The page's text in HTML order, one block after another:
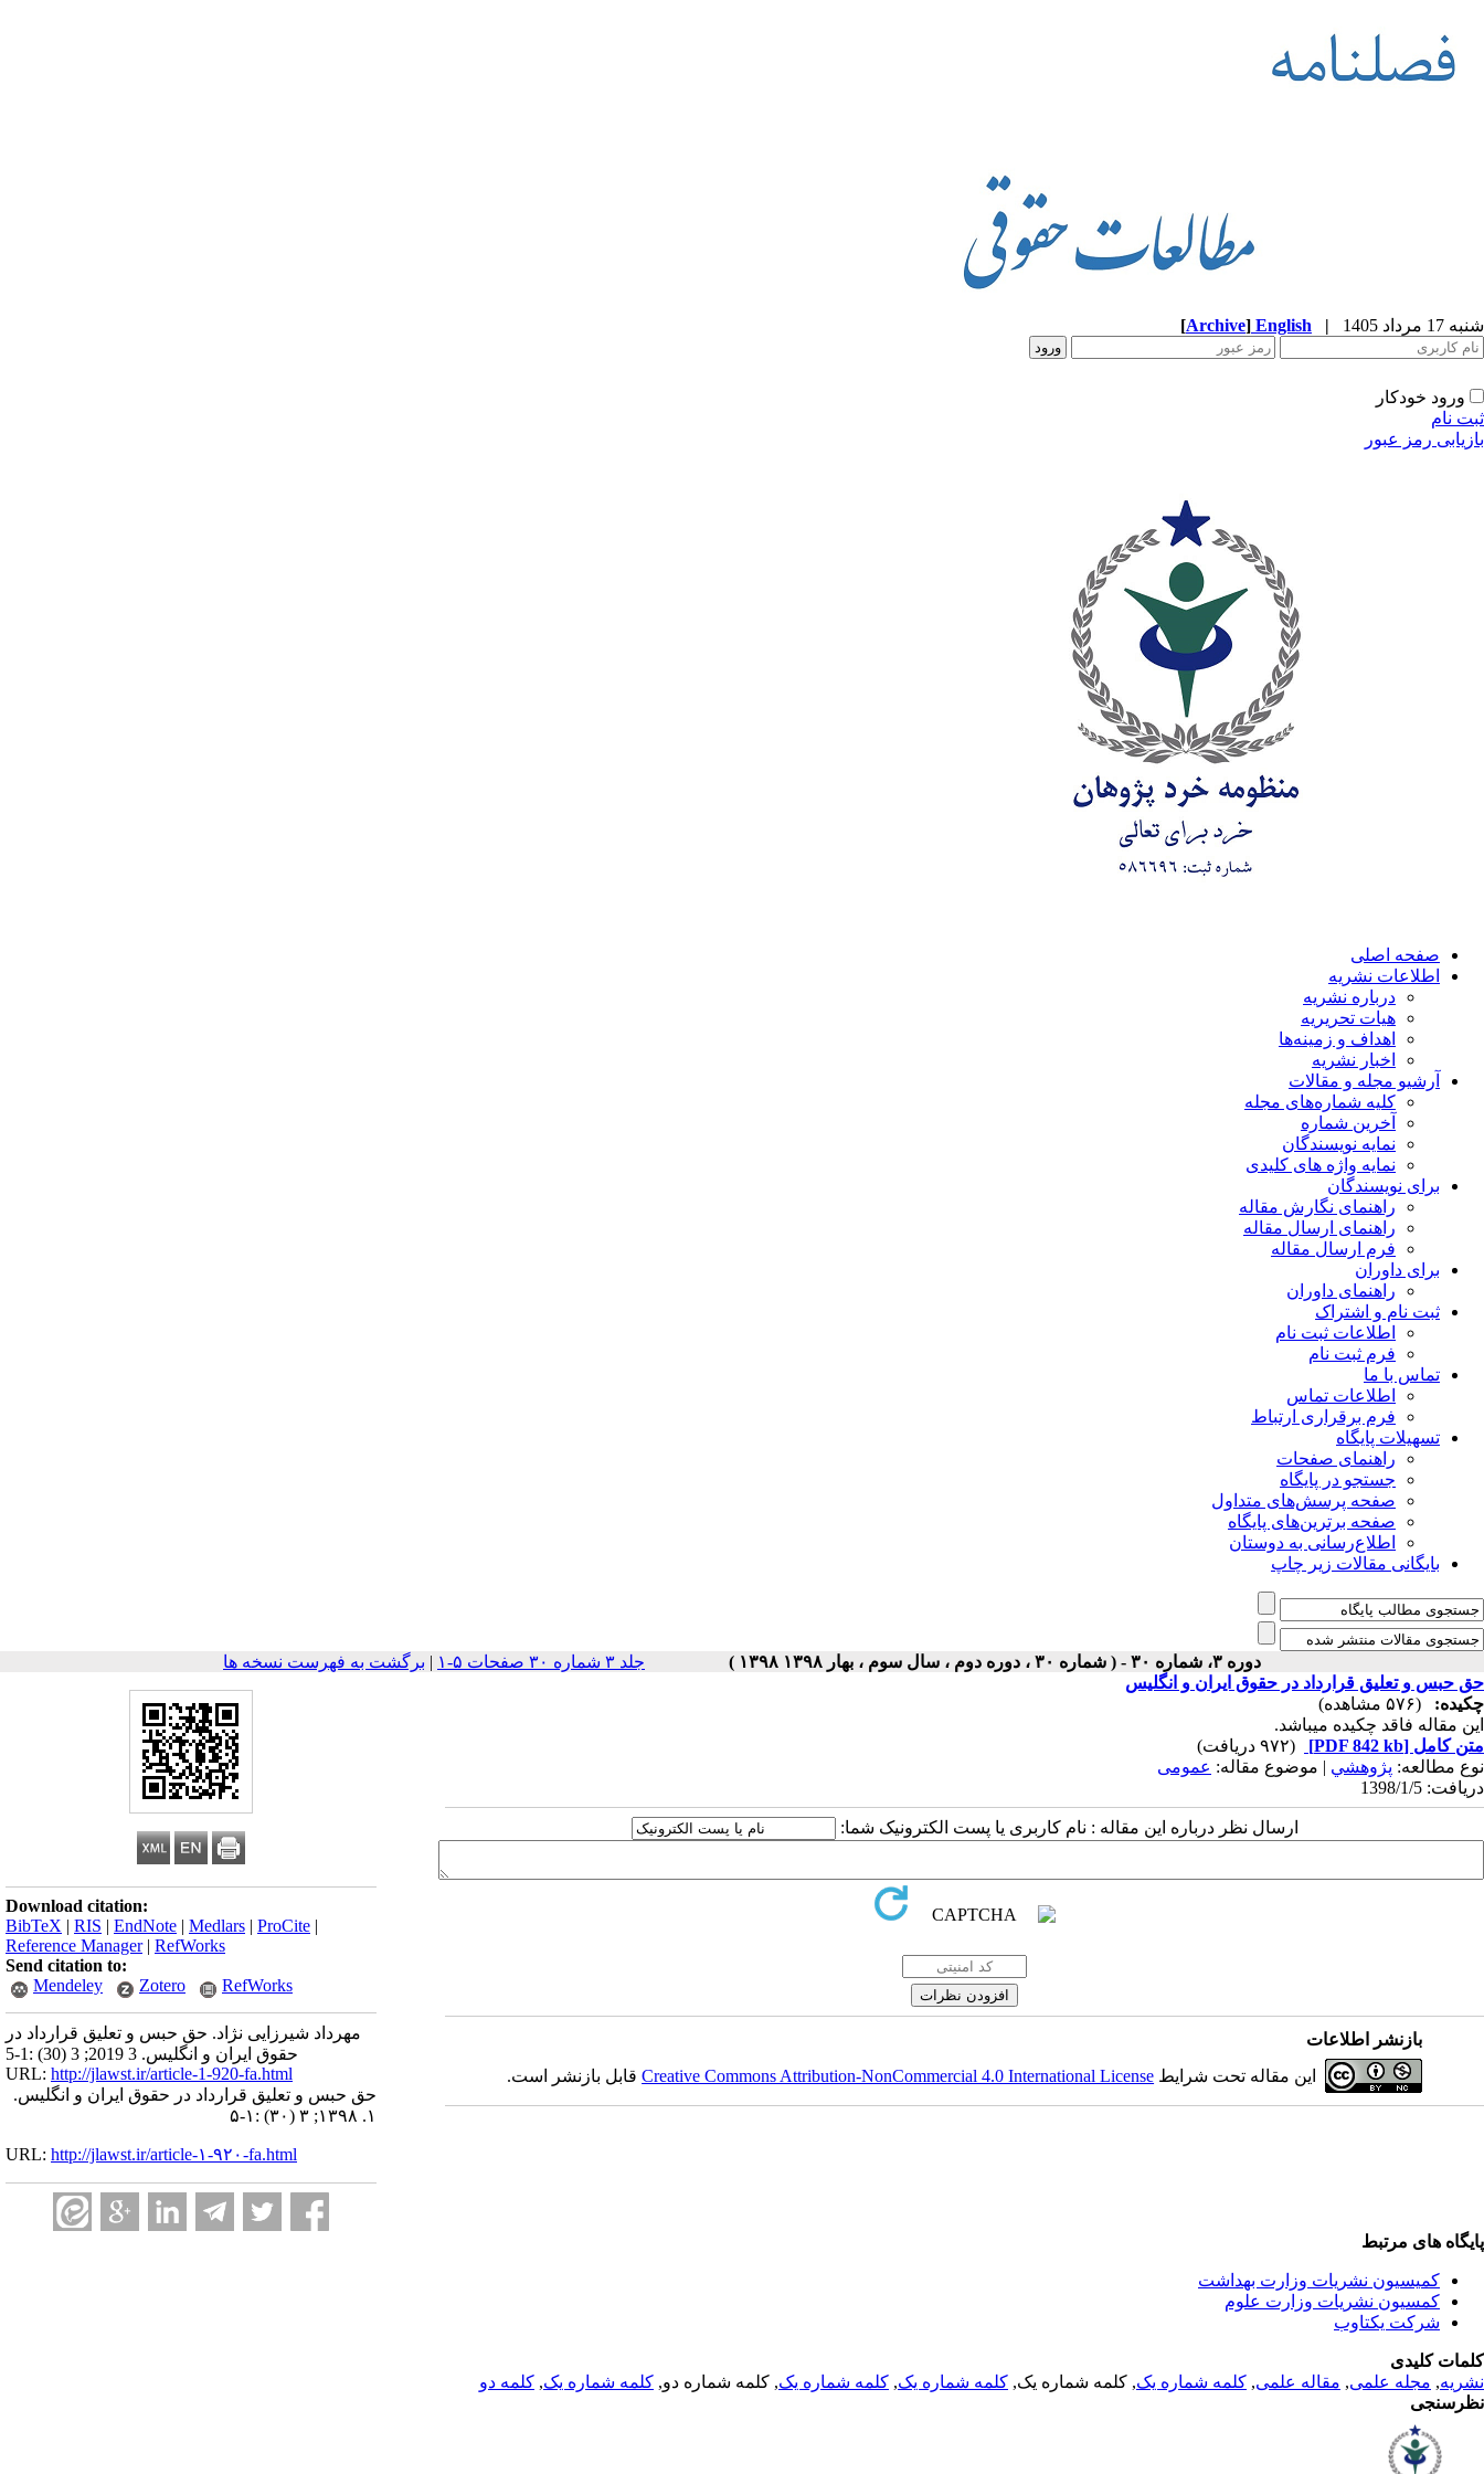
شنبه 17 مرداد 1405 |
English
[Archive]
ورود خودکار
ثبت نام
بازیابی رمز عبور
صفحه اصلی
اطلاعات نشریه
درباره نشریه
هیات تحریریه
اهداف و زمینه‌ها
اخبار نشریه
آرشیو مجله و مقالات
کلیه شماره‌های مجله
آخرین شماره
نمایه نویسندگان
نمایه واژه های کلیدی
برای نویسندگان
راهنمای نگارش مقاله
راهنمای ارسال مقاله
فرم ارسال مقاله
برای داوران
راهنمای داوران
ثبت نام و اشتراک
اطلاعات ثبت نام
فرم ثبت نام
تماس با ما
اطلاعات تماس
فرم برقراری ارتباط
تسهیلات پایگاه
راهنمای صفحات
جستجو در پایگاه
صفحه پرسش‌های متداول
صفحه برترین‌های پایگاه
اطلاع‌رسانی به دوستان
بایگانی مقالات زیر چاپ
دوره ۳، شماره ۳۰ - ( شماره ۳۰ ، دوره دوم ، سال سوم ، بهار ۱۳۹۸ ۱۳۹۸ ) جلد ۳ شماره ۳۰ صفحات ۵-۱ | برگشت به فهرست نسخه ها
Download citation:
BibTeX | RIS | EndNote | Medlars | ProCite |
Reference Manager| RefWorks
Send citation to:
Mendeley
Zotero RefWorks
مهرداد شیرزایی نژاد. حق حبس و تعلیق قرارداد در
حقوق ایران و انگلیس. 3 2019; 3 (30) :1-5
URL: http://jlawst.ir/article-1-920-fa.html
حق حبس و تعلیق قرارداد در حقوق ایران و انگلیس.
۱. ۱۳۹۸; ۳ (۳۰) :۱-۵
URL: http://jlawst.ir/article-۱-۹۲۰-fa.html
حق حبس و تعلیق قرارداد در حقوق ایران و انگلیس
چکیده:
(۵۷۶ مشاهده)
این مقاله فاقد چکیده می​باشد.
متن کامل [PDF 842 kb]
(۹۷۲ دریافت)
نوع مطالعه: پژوهشي | موضوع مقاله: عمومى
دریافت: 1398/1/5
ارسال نظر درباره این مقاله : نام کاربری یا پست الکترونیک شما:
بازنشر اطلاعات
این مقاله تحت شرایط Creative Commons Attribution-NonCommercial 4.0 International Licenseقابل بازنشر است.
پایگاه های مرتبط
کمیسیون نشریات وزارت بهداشت
کمسیون نشریات وزارت علوم
شرکت یکتاوب
کلمات کلیدی
نشریه, مجله علمی, مقاله علمی, کلمه شماره یک, کلمه شماره یک, کلمه شماره یک, کلمه شماره یک, کلمه شماره دو, کلمه شماره یک, کلمه دو
نظرسنجی